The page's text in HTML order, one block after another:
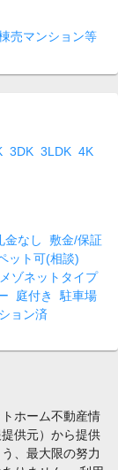
売マンション等
3DK 3LDK 4K
金なし
敷金/保証
ット可(相談)
メゾネットタイプ
庭付き
駐車場
ョン済
ホーム不動産情
供元）から提供
、最大限の努力